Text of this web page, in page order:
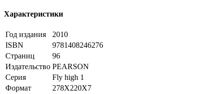
Характеристики
Год издания
2010
ISBN
9781408246276
Страниц
96
Издательство PEARSON
Серия
Fly high 1
Формат
278Х220Х7